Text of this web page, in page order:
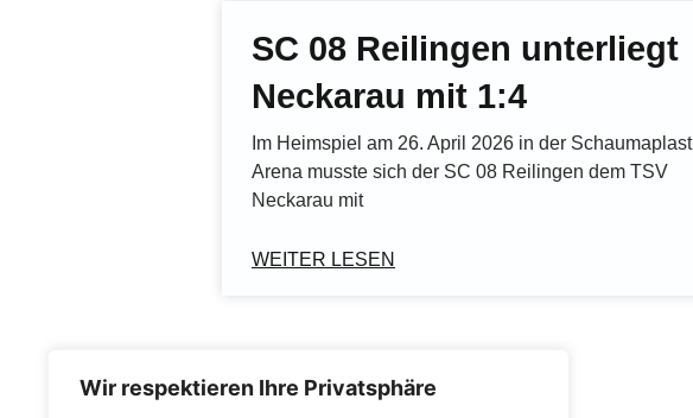
Wir respektieren Ihre Privatsphäre
SC 08 Reilingen unterliegt
Neckarau mit 1:4
Im Heimspiel am 26. April 2026 in der Schaumaplast
Arena musste sich der SC 08 Reilingen dem TSV
Neckarau mit
WEITER LESEN